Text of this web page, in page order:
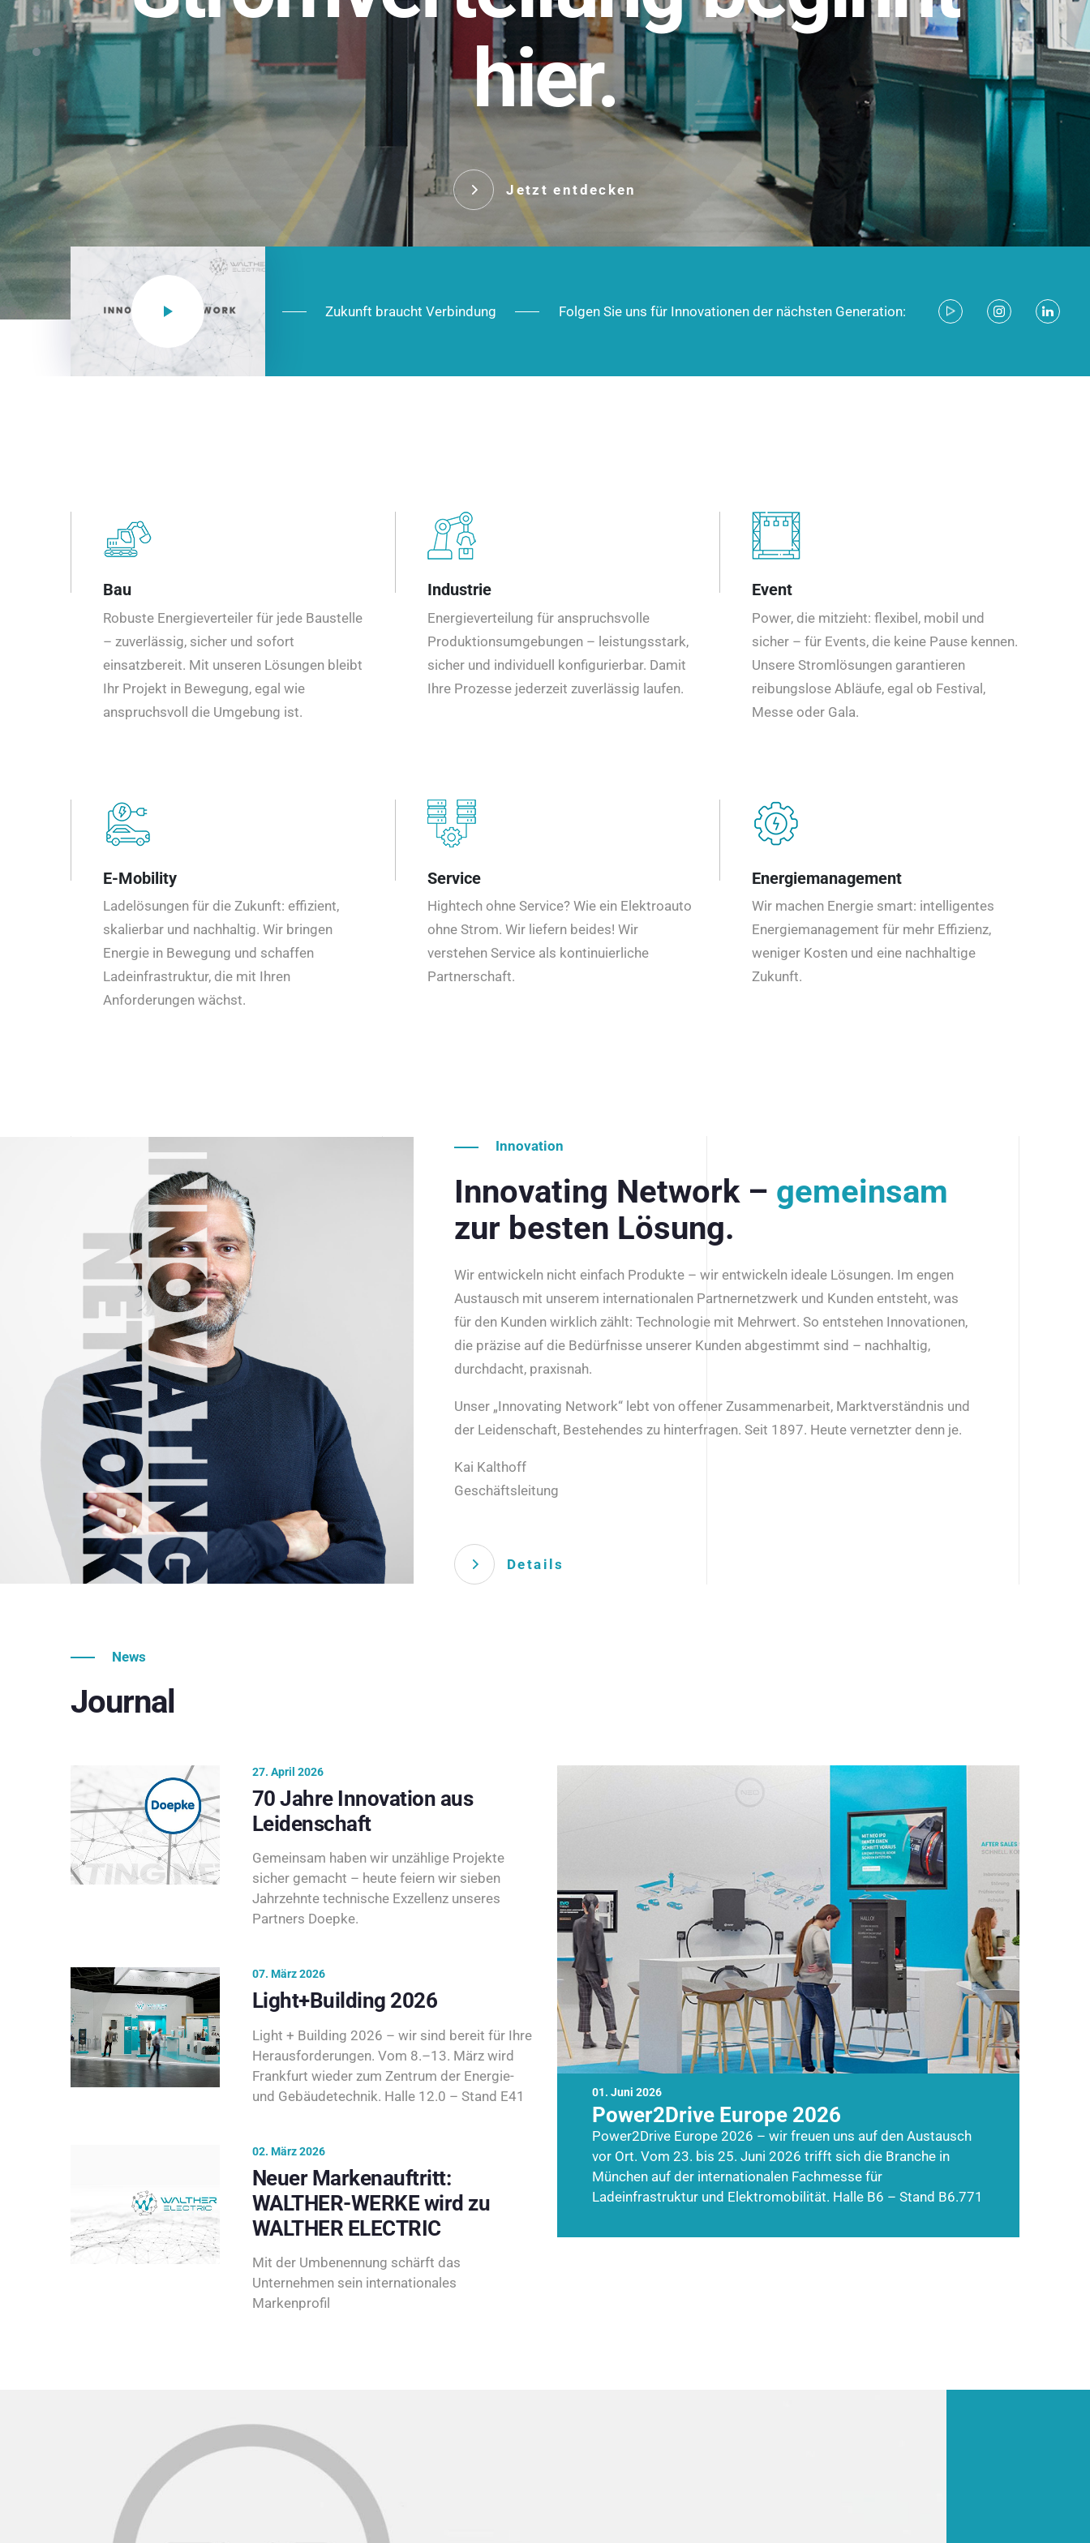
hier.
Jetzt entdecken
NEO CEE: Energieverteilung mit System. Robust im Alltag,
effizient in der Installation, zukunftsfähig im Ausbau.
Das innovative Stecksystem für industrielle Anwendungen –
robust, IP-geschützt und zukunftsfähig.
Jetzt entdecken
Zukunft braucht Verbindung Folgen Sie uns für Innovationen der nächsten Generation:
Bau
Robuste Energieverteiler für jede Baustelle
– zuverlässig, sicher und sofort
einsatzbereit. Mit unseren Lösungen bleibt
Ihr Projekt in Bewegung, egal wie
anspruchsvoll die Umgebung ist.
Industrie
Energieverteilung für anspruchsvolle
Produktionsumgebungen – leistungsstark,
sicher und individuell konfigurierbar. Damit
Ihre Prozesse jederzeit zuverlässig laufen.
Event
Power, die mitzieht: flexibel, mobil und
sicher – für Events, die keine Pause kennen.
Unsere Stromlösungen garantieren
reibungslose Abläufe, egal ob Festival,
Messe oder Gala.
E-Mobility
Ladelösungen für die Zukunft: effizient,
skalierbar und nachhaltig. Wir bringen
Energie in Bewegung und schaffen
Ladeinfrastruktur, die mit Ihren
Anforderungen wächst.
Service
Hightech ohne Service? Wie ein Elektroauto
ohne Strom. Wir liefern beides! Wir
verstehen Service als kontinuierliche
Partnerschaft.
Energiemanagement
Wir machen Energie smart: intelligentes
Energiemanagement für mehr Effizienz,
weniger Kosten und eine nachhaltige
Zukunft.
Innovation
Innovating Network – gemeinsam
zur besten Lösung.
Wir entwickeln nicht einfach Produkte – wir entwickeln ideale Lösungen. Im engen
Austausch mit unserem internationalen Partnernetzwerk und Kunden entsteht, was
für den Kunden wirklich zählt: Technologie mit Mehrwert. So entstehen Innovationen,
die präzise auf die Bedürfnisse unserer Kunden abgestimmt sind – nachhaltig,
durchdacht, praxisnah.
Unser „Innovating Network“ lebt von offener Zusammenarbeit, Marktverständnis und
der Leidenschaft, Bestehendes zu hinterfragen. Seit 1897. Heute vernetzter denn je.
Kai Kalthoff
Geschäftsleitung
Details
News
Journal
01. Juni 2026
Power2Drive Europe 2026
Power2Drive Europe 2026 – wir freuen uns auf den Austausch
vor Ort. Vom 23. bis 25. Juni 2026 trifft sich die Branche in
München auf der internationalen Fachmesse für
Ladeinfrastruktur und Elektromobilität. Halle B6 – Stand B6.771
27. April 2026
70 Jahre Innovation aus
Leidenschaft
Gemeinsam haben wir unzählige Projekte
sicher gemacht – heute feiern wir sieben
Jahrzehnte technische Exzellenz unseres
Partners Doepke.
07. März 2026
Light+Building 2026
Light + Building 2026 – wir sind bereit für Ihre
Herausforderungen. Vom 8.–13. März wird
Frankfurt wieder zum Zentrum der Energie-
und Gebäudetechnik. Halle 12.0 – Stand E41
02. März 2026
Neuer Markenauftritt:
WALTHER-WERKE wird zu
WALTHER ELECTRIC
Mit der Umbenennung schärft das
Unternehmen sein internationales
Markenprofil